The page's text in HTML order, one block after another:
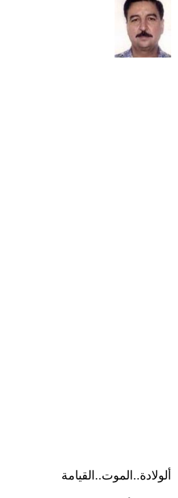
ألولادة..الموت..القيامة